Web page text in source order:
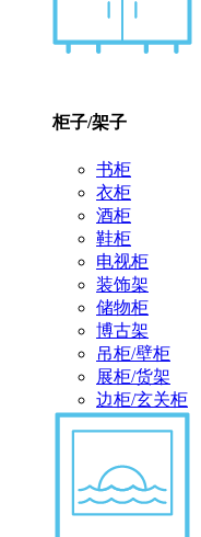
柜子/架子
书柜
衣柜
酒柜
鞋柜
电视柜
装饰架
储物柜
博古架
吊柜/壁柜
展柜/货架
边柜/玄关柜